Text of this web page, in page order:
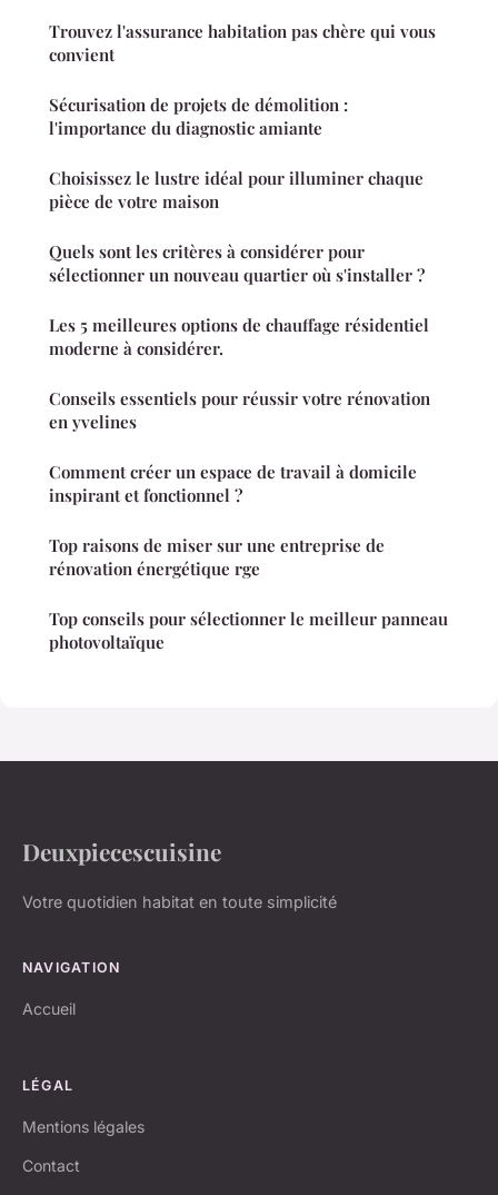
Trouvez l'assurance habitation pas chère qui vous
convient
Sécurisation de projets de démolition :
l'importance du diagnostic amiante
Choisissez le lustre idéal pour illuminer chaque
pièce de votre maison
Quels sont les critères à considérer pour
sélectionner un nouveau quartier où s'installer ?
Les 5 meilleures options de chauffage résidentiel
moderne à considérer.
Conseils essentiels pour réussir votre rénovation
en yvelines
Comment créer un espace de travail à domicile
inspirant et fonctionnel ?
Top raisons de miser sur une entreprise de
rénovation énergétique rge
Top conseils pour sélectionner le meilleur panneau
photovoltaïque
Deuxpiecescuisine
Votre quotidien habitat en toute simplicité
NAVIGATION
Accueil
LÉGAL
Mentions légales
Contact